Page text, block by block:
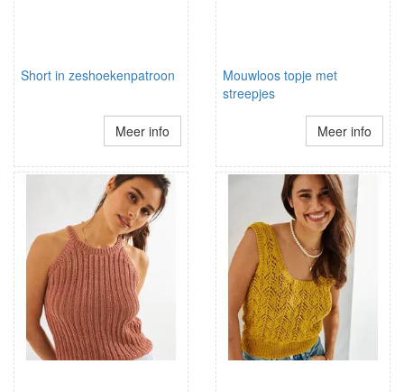
Short in zeshoekenpatroon
Meer info
Mouwloos topje met
streepjes
Meer info